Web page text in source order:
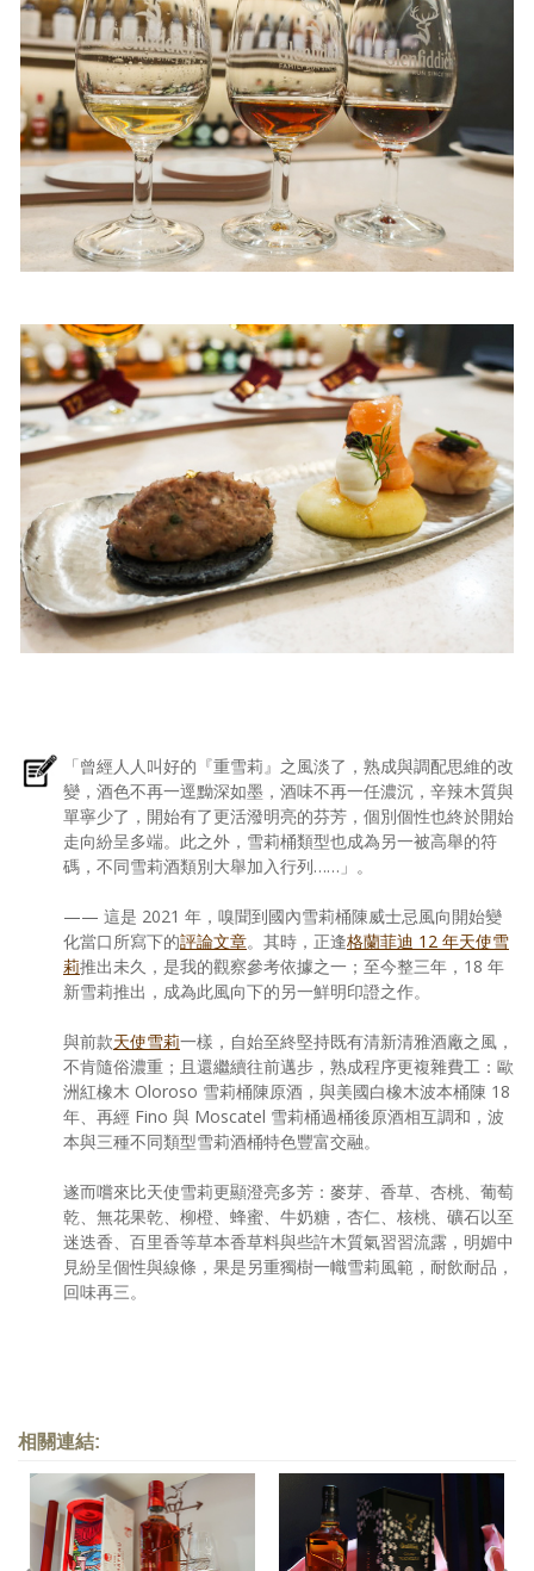
「曾經人人叫好的『重雪莉』之風淡了，熟成與調配思維的改
變，酒色不再一逕黝深如墨，酒味不再一任濃沉，辛辣木質與
單寧少了，開始有了更活潑明亮的芬芳，個別個性也終於開始
走向紛呈多端。此之外，雪莉桶類型也成為另一被高舉的符
碼，不同雪莉酒類別大舉加入行列……」。
—— 這是 2021 年，嗅聞到國內雪莉桶陳威士忌風向開始變
化當口所寫下的評論文章。其時，正逢格蘭菲迪 12 年天使雪
莉推出未久，是我的觀察參考依據之一；至今整三年，18 年
新雪莉推出，成為此風向下的另一鮮明印證之作。
與前款天使雪莉一樣，自始至終堅持既有清新清雅酒廠之風，
不肯隨俗濃重；且還繼續往前邁步，熟成程序更複雜費工：歐
洲紅橡木 Oloroso 雪莉桶陳原酒，與美國白橡木波本桶陳 18
年、再經 Fino 與 Moscatel 雪莉桶過桶後原酒相互調和，波
本與三種不同類型雪莉酒桶特色豐富交融。
遂而嚐來比天使雪莉更顯澄亮多芳：麥芽、香草、杏桃、葡萄
乾、無花果乾、柳橙、蜂蜜、牛奶糖，杏仁、核桃、礦石以至
迷迭香、百里香等草本香草料與些許木質氣習習流露，明媚中
見紛呈個性與線條，果是另重獨樹一幟雪莉風範，耐飲耐品，
回味再三。
相關連結: